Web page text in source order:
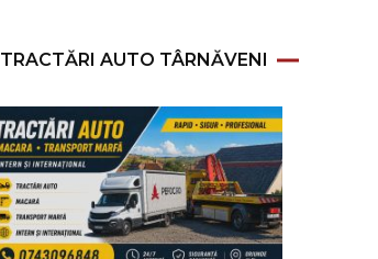
TRACTĂRI AUTO TÂRNĂVENI